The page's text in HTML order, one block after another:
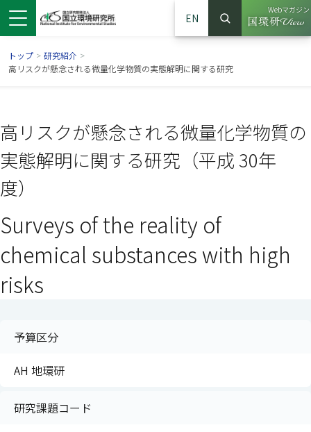
ウで開きます）
ンドウで開きます）
ウインドウで開きます）
EN
サイト内検索
検索
Webマガジン
（別ウイ
トップ > 研究紹介 >
高リスクが懸念される微量化学物質の実態解明に関する研究
高リスクが懸念される微量化学物質の
実態解明に関する研究（平成 30年
度）
Surveys of the reality of
chemical substances with high
risks
予算区分
AH 地環研
研究課題コード